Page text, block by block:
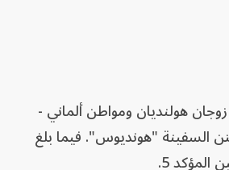
- زوجان هولنديان ومواطن ألماني -
السفينة "هونديوس". فيما بلغ
5.